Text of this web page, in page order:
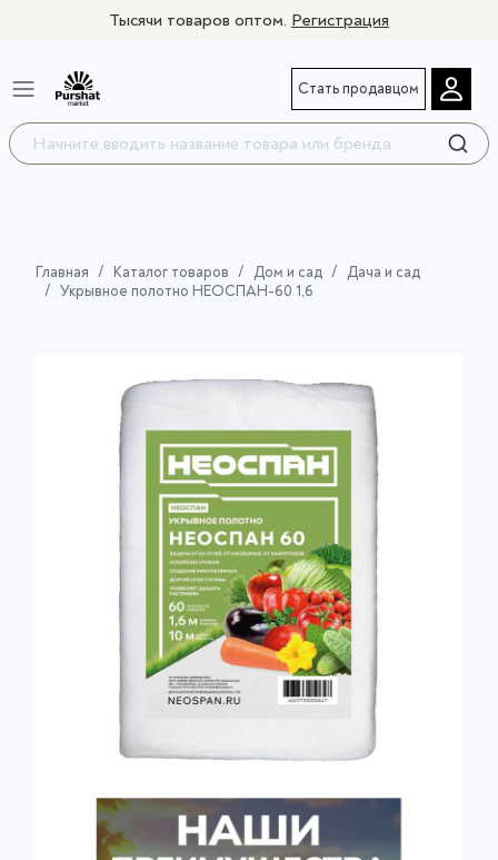
Тысячи товаров оптом. Регистрация
Стать продавцом
Главная Каталог товаров Дом и сад
Дача и сад
Укрывное полотно НЕОСПАН-60 1,6